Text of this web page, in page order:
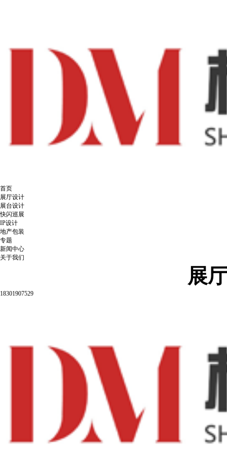
首页
展厅设计
展台设计
快闪巡展
IP设计
地产包装
专题
新闻中心
关于我们
展
18301907529